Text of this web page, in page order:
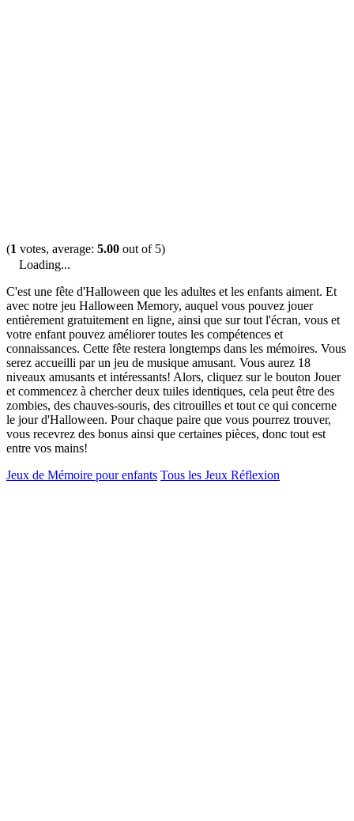
(1 votes, average: 5.00 out of 5)
Loading...
C'est une fête d'Halloween que les adultes et les enfants aiment. Et
avec notre jeu Halloween Memory, auquel vous pouvez jouer
entièrement gratuitement en ligne, ainsi que sur tout l'écran, vous et
votre enfant pouvez améliorer toutes les compétences et
connaissances. Cette fête restera longtemps dans les mémoires. Vous
serez accueilli par un jeu de musique amusant. Vous aurez 18
niveaux amusants et intéressants! Alors, cliquez sur le bouton Jouer
et commencez à chercher deux tuiles identiques, cela peut être des
zombies, des chauves-souris, des citrouilles et tout ce qui concerne
le jour d'Halloween. Pour chaque paire que vous pourrez trouver,
vous recevrez des bonus ainsi que certaines pièces, donc tout est
entre vos mains!
Jeux de Mémoire pour enfants Tous les Jeux Réflexion